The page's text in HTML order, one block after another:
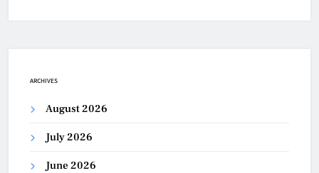
ARCHIVES
August 2026
July 2026
June 2026